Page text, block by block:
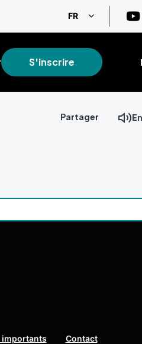
FR Lister les
S'inscrire
Partager
importants Contact